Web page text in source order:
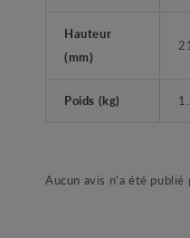
Hauteur
(mm)
Poids (kg)
Aucun avis n'a été publié